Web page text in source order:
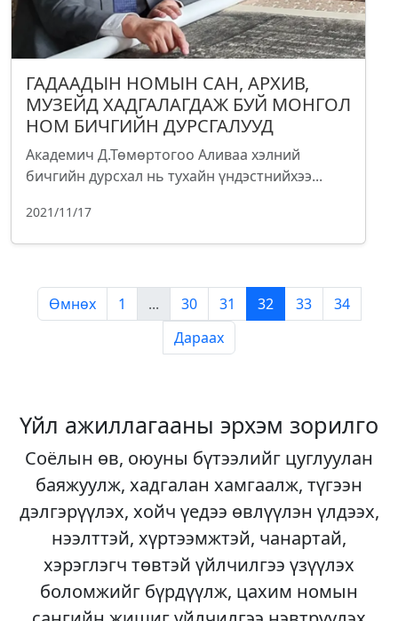
ГАДААДЫН НОМЫН САН, АРХИВ,
МУЗЕЙД ХАДГАЛАГДАЖ БУЙ МОНГОЛ
НОМ БИЧГИЙН ДУРСГАЛУУД
Академич Д.Төмөртогоо Аливаа хэлний
бичгийн дурсхал нь тухайн үндэстнийхээ...
2021/11/17
Өмнөх 1 ... 30 31 32 33
34
Дараах
Үйл ажиллагааны эрхэм зорилго
Соёлын өв, оюуны бүтээлийг цуглуулан
баяжуулж, хадгалан хамгаалж, түгээн
дэлгэрүүлэх, хойч үедээ өвлүүлэн үлдээх,
нээлттэй, хүртээмжтэй, чанартай,
хэрэглэгч төвтэй үйлчилгээ үзүүлэх
боломжийг бүрдүүлж, цахим номын